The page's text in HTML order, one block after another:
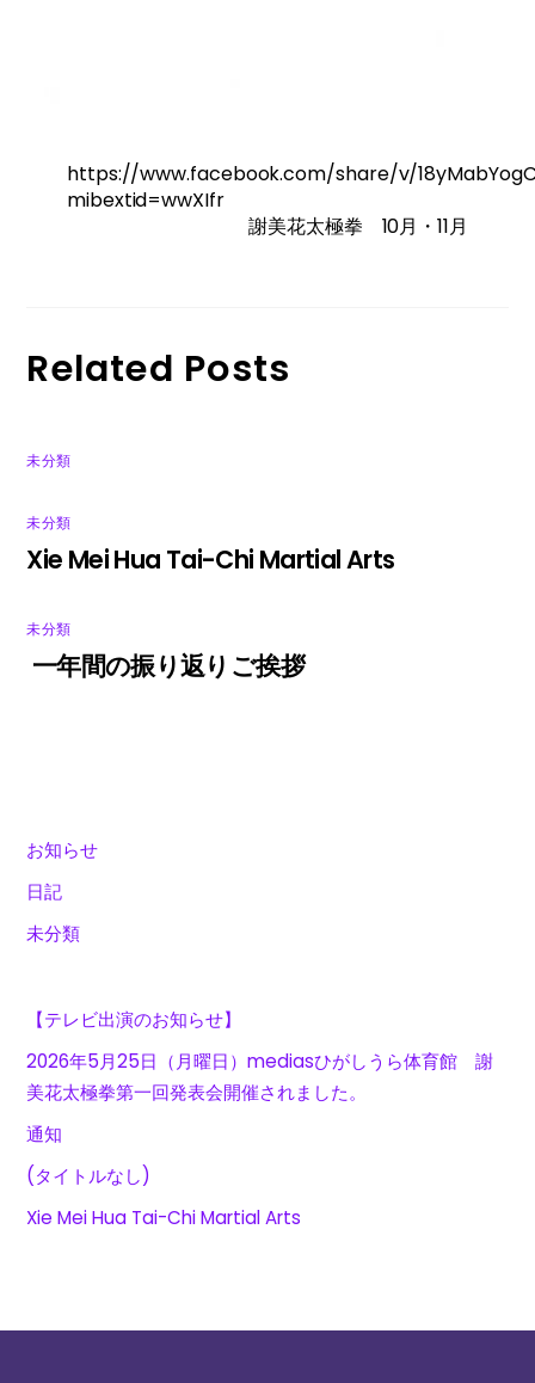
https://www.facebook.com/share/v/
mibextid=wwXIfr
謝美花太極拳 10月・11月
Related Posts
未分類
未分類
Xie Mei Hua Tai-Chi Martial Arts
未分類
一年間の振り返りご挨拶
お知らせ
日記
未分類
【テレビ出演のお知らせ】
2026年5月25日（月曜日）mediasひがしうら体育館 謝
美花太極拳第一回発表会開催されました。
通知
(タイトルなし)
Xie Mei Hua Tai-Chi Martial Arts